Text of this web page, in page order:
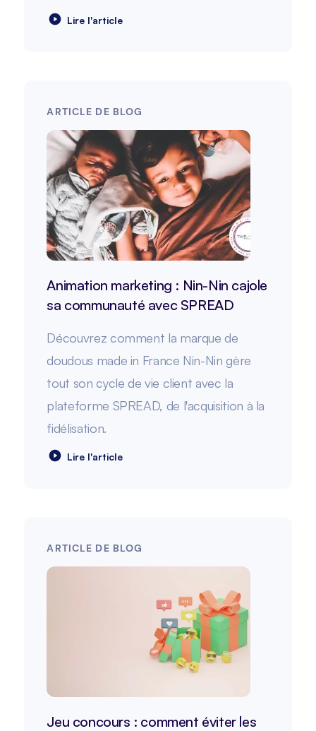
Lire l'article
ARTICLE DE BLOG
Animation marketing : Nin-Nin cajole
sa communauté avec SPREAD
Découvrez comment la marque de
doudous made in France Nin-Nin gère
tout son cycle de vie client avec la
plateforme SPREAD, de l'acquisition à la
fidélisation.
Lire l'article
ARTICLE DE BLOG
Jeu concours : comment éviter les